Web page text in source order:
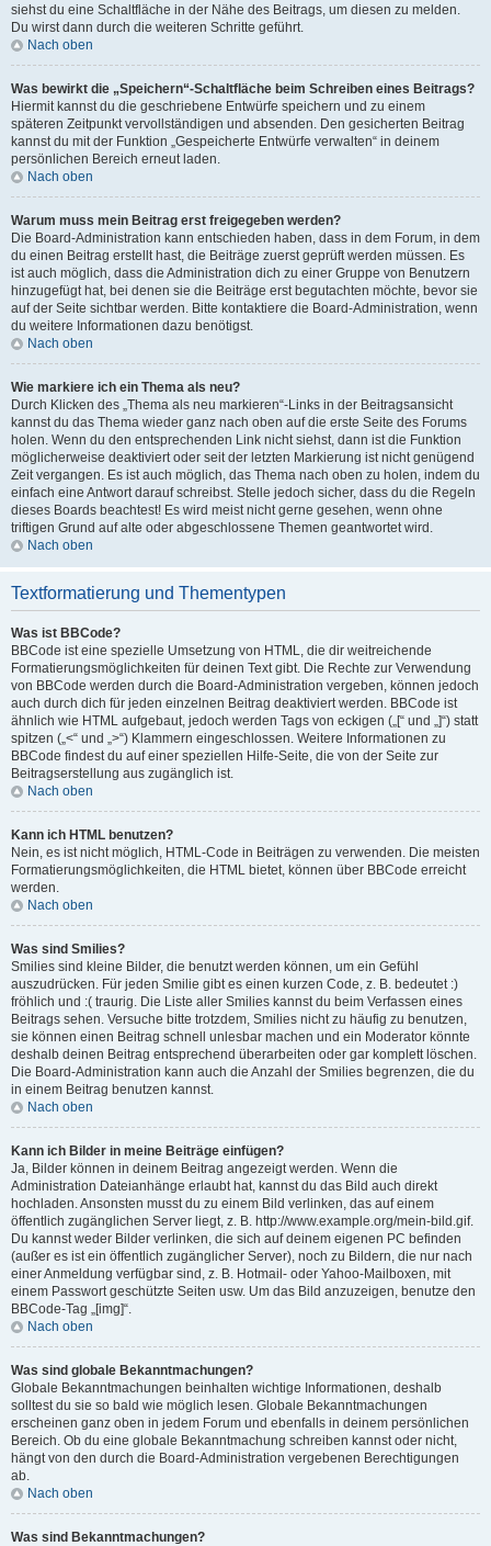
siehst du eine Schaltfläche in der Nähe des Beitrags, um diesen zu melden.
Du wirst dann durch die weiteren Schritte geführt.
Nach oben
Was bewirkt die „Speichern“-Schaltfläche beim Schreiben eines Beitrags?
Hiermit kannst du die geschriebene Entwürfe speichern und zu einem
späteren Zeitpunkt vervollständigen und absenden. Den gesicherten Beitrag
kannst du mit der Funktion „Gespeicherte Entwürfe verwalten“ in deinem
persönlichen Bereich erneut laden.
Nach oben
Warum muss mein Beitrag erst freigegeben werden?
Die Board-Administration kann entschieden haben, dass in dem Forum, in dem
du einen Beitrag erstellt hast, die Beiträge zuerst geprüft werden müssen. Es
ist auch möglich, dass die Administration dich zu einer Gruppe von Benutzern
hinzugefügt hat, bei denen sie die Beiträge erst begutachten möchte, bevor sie
auf der Seite sichtbar werden. Bitte kontaktiere die Board-Administration, wenn
du weitere Informationen dazu benötigst.
Nach oben
Wie markiere ich ein Thema als neu?
Durch Klicken des „Thema als neu markieren“-Links in der Beitragsansicht
kannst du das Thema wieder ganz nach oben auf die erste Seite des Forums
holen. Wenn du den entsprechenden Link nicht siehst, dann ist die Funktion
möglicherweise deaktiviert oder seit der letzten Markierung ist nicht genügend
Zeit vergangen. Es ist auch möglich, das Thema nach oben zu holen, indem du
einfach eine Antwort darauf schreibst. Stelle jedoch sicher, dass du die Regeln
dieses Boards beachtest! Es wird meist nicht gerne gesehen, wenn ohne
triftigen Grund auf alte oder abgeschlossene Themen geantwortet wird.
Nach oben
Textformatierung und Thementypen
Was ist BBCode?
BBCode ist eine spezielle Umsetzung von HTML, die dir weitreichende
Formatierungsmöglichkeiten für deinen Text gibt. Die Rechte zur Verwendung
von BBCode werden durch die Board-Administration vergeben, können jedoch
auch durch dich für jeden einzelnen Beitrag deaktiviert werden. BBCode ist
ähnlich wie HTML aufgebaut, jedoch werden Tags von eckigen („[“ und „]“) statt
spitzen („<“ und „>“) Klammern eingeschlossen. Weitere Informationen zu
BBCode findest du auf einer speziellen Hilfe-Seite, die von der Seite zur
Beitragserstellung aus zugänglich ist.
Nach oben
Kann ich HTML benutzen?
Nein, es ist nicht möglich, HTML-Code in Beiträgen zu verwenden. Die meisten
Formatierungsmöglichkeiten, die HTML bietet, können über BBCode erreicht
werden.
Nach oben
Was sind Smilies?
Smilies sind kleine Bilder, die benutzt werden können, um ein Gefühl
auszudrücken. Für jeden Smilie gibt es einen kurzen Code, z. B. bedeutet :)
fröhlich und :( traurig. Die Liste aller Smilies kannst du beim Verfassen eines
Beitrags sehen. Versuche bitte trotzdem, Smilies nicht zu häufig zu benutzen,
sie können einen Beitrag schnell unlesbar machen und ein Moderator könnte
deshalb deinen Beitrag entsprechend überarbeiten oder gar komplett löschen.
Die Board-Administration kann auch die Anzahl der Smilies begrenzen, die du
in einem Beitrag benutzen kannst.
Nach oben
Kann ich Bilder in meine Beiträge einfügen?
Ja, Bilder können in deinem Beitrag angezeigt werden. Wenn die
Administration Dateianhänge erlaubt hat, kannst du das Bild auch direkt
hochladen. Ansonsten musst du zu einem Bild verlinken, das auf einem
öffentlich zugänglichen Server liegt, z. B. http://www.example.org/mein-bild.gif.
Du kannst weder Bilder verlinken, die sich auf deinem eigenen PC befinden
(außer es ist ein öffentlich zugänglicher Server), noch zu Bildern, die nur nach
einer Anmeldung verfügbar sind, z. B. Hotmail- oder Yahoo-Mailboxen, mit
einem Passwort geschützte Seiten usw. Um das Bild anzuzeigen, benutze den
BBCode-Tag „[img]“.
Nach oben
Was sind globale Bekanntmachungen?
Globale Bekanntmachungen beinhalten wichtige Informationen, deshalb
solltest du sie so bald wie möglich lesen. Globale Bekanntmachungen
erscheinen ganz oben in jedem Forum und ebenfalls in deinem persönlichen
Bereich. Ob du eine globale Bekanntmachung schreiben kannst oder nicht,
hängt von den durch die Board-Administration vergebenen Berechtigungen
ab.
Nach oben
Was sind Bekanntmachungen?